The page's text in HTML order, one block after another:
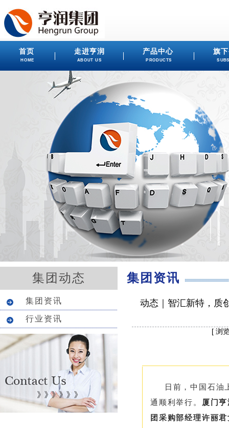
首页
HOME
走进亨润
ABOUT US
产品中心
PRODUCTS
旗
集团动态
集团资讯
行业资讯
集团资讯
动态｜智汇新特，质
[ 浏
日前，中国石油
通顺利举行。
厦门
团采购部经理许丽